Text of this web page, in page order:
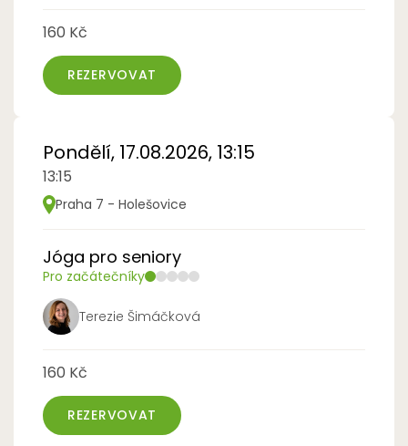
160 Kč
REZERVOVAT
Pondělí, 17.08.2026, 13:15
13:15
Praha 7 - Holešovice
Jóga pro seniory
Pro začátečníky
Terezie Šimáčková
160 Kč
REZERVOVAT